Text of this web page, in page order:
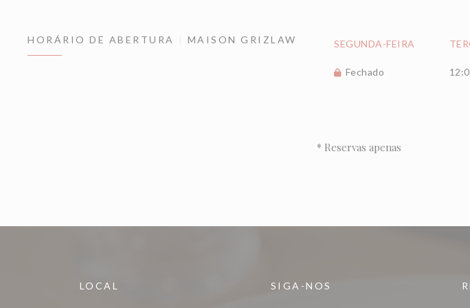
HORÁRIO DE ABERTURA MAISON GRIZLAW SEGUNDA-FEIRA
Fechado
* Reservas apenas
LOCAL SIGA-NOS